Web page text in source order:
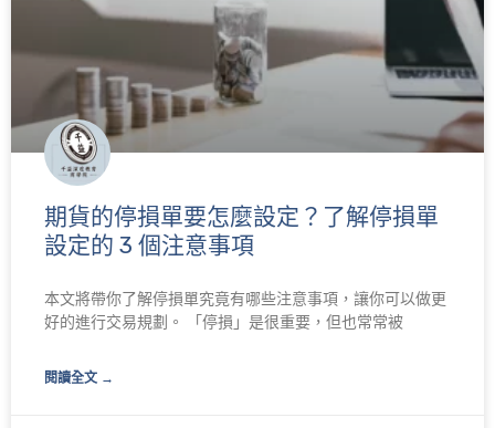
期貨的停損單要怎麼設定？了解停損單
設定的 3 個注意事項
本文將帶你了解停損單究竟有哪些注意事項，讓你可以做更
好的進行交易規劃。 「停損」是很重要，但也常常被
閱讀全文 →